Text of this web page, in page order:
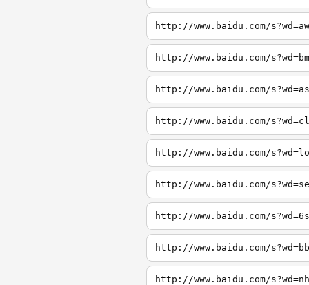
http://www.baidu.com/
http://www.baidu.com/
http://www.baidu.com/
http://www.baidu.com/
http://www.baidu.com/
http://www.baidu.com/
http://www.baidu.com/
http://www.baidu.com/
http://www.baidu.com/